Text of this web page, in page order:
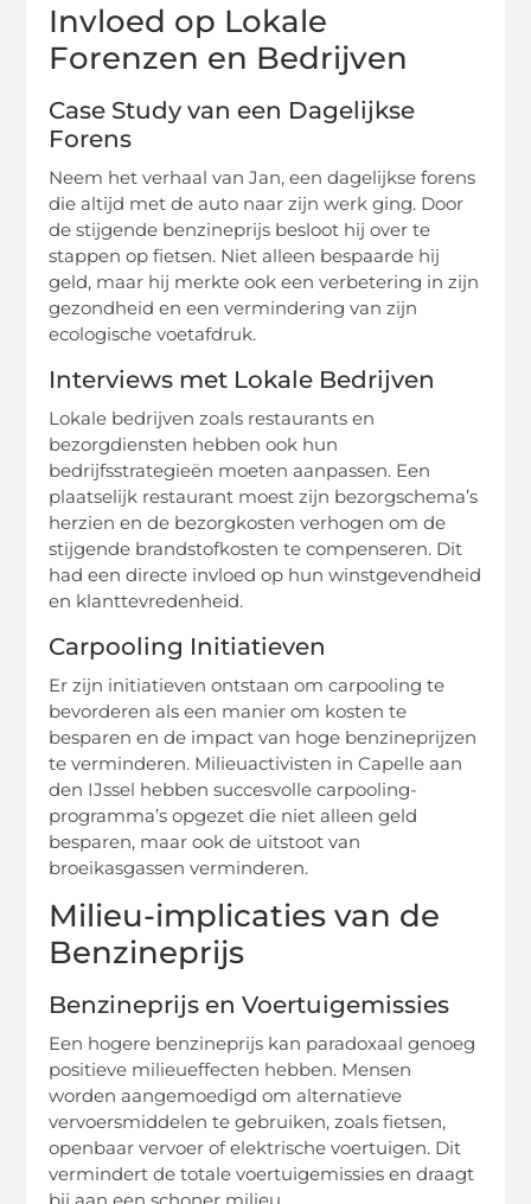
Invloed op Lokale
Forenzen en Bedrijven
Case Study van een Dagelijkse
Forens
Neem het verhaal van Jan, een dagelijkse forens
die altijd met de auto naar zijn werk ging. Door
de stijgende benzineprijs besloot hij over te
stappen op fietsen. Niet alleen bespaarde hij
geld, maar hij merkte ook een verbetering in zijn
gezondheid en een vermindering van zijn
ecologische voetafdruk.
Interviews met Lokale Bedrijven
Lokale bedrijven zoals restaurants en
bezorgdiensten hebben ook hun
bedrijfsstrategieën moeten aanpassen. Een
plaatselijk restaurant moest zijn bezorgschema’s
herzien en de bezorgkosten verhogen om de
stijgende brandstofkosten te compenseren. Dit
had een directe invloed op hun winstgevendheid
en klanttevredenheid.
Carpooling Initiatieven
Er zijn initiatieven ontstaan ​​om carpooling te
bevorderen als een manier om kosten te
besparen en de impact van hoge benzineprijzen
te verminderen. Milieuactivisten in Capelle aan
den IJssel hebben succesvolle carpooling-
programma’s opgezet die niet alleen geld
besparen, maar ook de uitstoot van
broeikasgassen verminderen.
Milieu-implicaties van de
Benzineprijs
Benzineprijs en Voertuigemissies
Een hogere benzineprijs kan paradoxaal genoeg
positieve milieueffecten hebben. Mensen
worden aangemoedigd om alternatieve
vervoersmiddelen te gebruiken, zoals fietsen,
openbaar vervoer of elektrische voertuigen. Dit
vermindert de totale voertuigemissies en draagt